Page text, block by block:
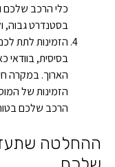
כלי הרכב שלכם
בסטנדרט גבוה,
הזמינות לתת
בסיסית,
הארוך. במקרה
הזמינות של
הרכב שלכם בטוח
ההחלטה